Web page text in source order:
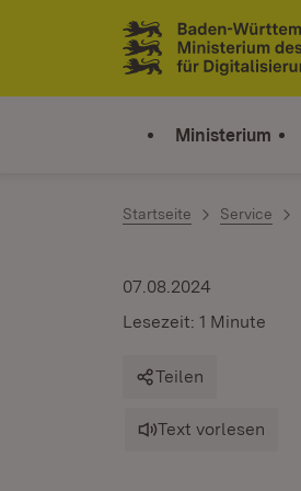
Zum Inhalt springen
Link zur Startseite
Ministerium
Startseite Service
07.08.2024
Lesezeit: 1 Minute
Teilen
Text vorlesen